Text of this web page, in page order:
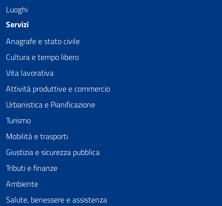
Luoghi
Servizi
Anagrafe e stato civile
Cultura e tempo libero
Vita lavorativa
Attività produttive e commercio
Urbanistica e Pianificazione
Turismo
Mobilità e trasporti
Giustizia e sicurezza pubblica
Tributi e finanze
Ambiente
Salute, benessere e assistenza